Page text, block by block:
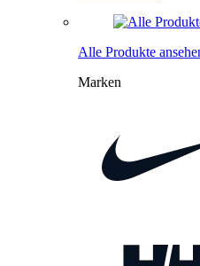
Alle Produkte
Marken